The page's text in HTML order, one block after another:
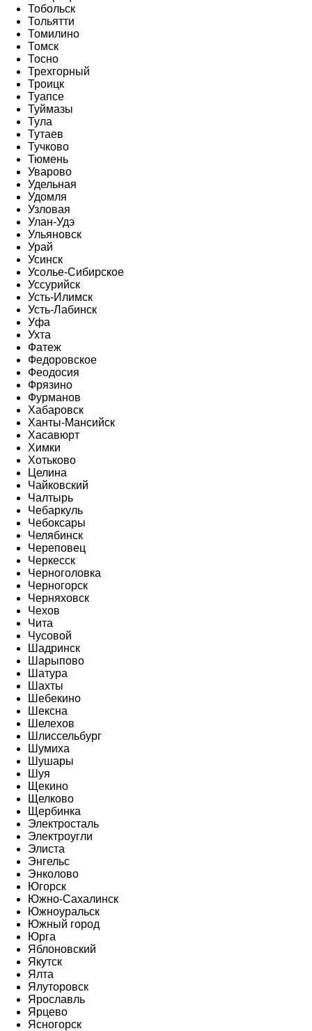
Тобольск
Тольятти
Томилино
Томск
Тосно
Трехгорный
Троицк
Туапсе
Туймазы
Тула
Тутаев
Тучково
Тюмень
Уварово
Удельная
Удомля
Узловая
Улан-Удэ
Ульяновск
Урай
Усинск
Усолье-Сибирское
Уссурийск
Усть-Илимск
Усть-Лабинск
Уфа
Ухта
Фатеж
Федоровское
Феодосия
Фрязино
Фурманов
Хабаровск
Ханты-Мансийск
Хасавюрт
Химки
Хотьково
Целина
Чайковский
Чалтырь
Чебаркуль
Чебоксары
Челябинск
Череповец
Черкесск
Черноголовка
Черногорск
Черняховск
Чехов
Чита
Чусовой
Шадринск
Шарыпово
Шатура
Шахты
Шебекино
Шексна
Шелехов
Шлиссельбург
Шумиха
Шушары
Шуя
Щекино
Щелково
Щербинка
Электросталь
Электроугли
Элиста
Энгельс
Энколово
Югорск
Южно-Сахалинск
Южноуральск
Южный город
Юрга
Яблоновский
Якутск
Ялта
Ялуторовск
Ярославль
Ярцево
Ясногорск